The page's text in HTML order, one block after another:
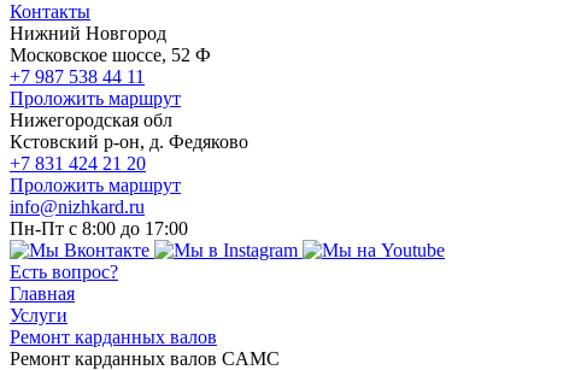
Контакты
Нижний Новгород
Московское шоссе, 52 Ф
+7 987 538 44 11
Проложить маршрут
Нижегородская обл
Кстовский р-он, д. Федяково
+7 831 424 21 20
Проложить маршрут
info@nizhkard.ru
Пн-Пт с 8:00 до 17:00
Есть вопрос?
Главная
Услуги
Ремонт карданных валов
Ремонт карданных валов CAMC